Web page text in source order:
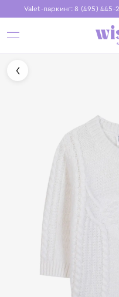
Valet-паркинг: 8 (495)
Бесплатная
Установите